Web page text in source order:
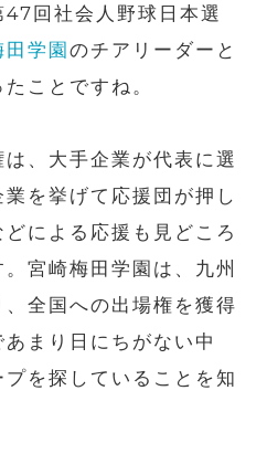
47回社会人野球日本選
田学園のチアリーダーと
ことですね。
、大手企業が代表に選
を挙げて応援団が押し
による応援も見どころ
宮崎梅田学園は、九州
全国への出場権を獲得
まり日にちがない中
を探していることを知